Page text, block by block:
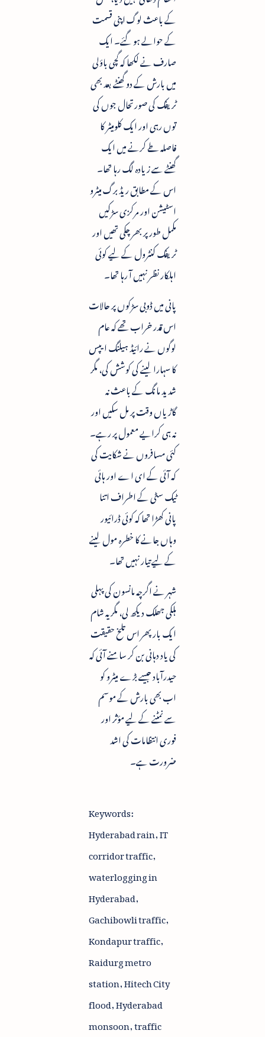
کے باعث لوگ اپنی قسمت
کے حوالے ہو گئے۔ ایک
صارف نے لکھا کہ گچی باؤلی
میں بارش کے دو گھنٹے بعد بھی
ٹریفک کی صورتحال جوں کی
توں رہی اور ایک کلومیٹر کا
فاصلہ طے کرنے میں ایک
گھنٹے سے زیادہ لگ رہا تھا۔
اس کے مطابق ریڈ برگ میٹرو
اسٹیشن اور مرکزی سڑکیں
مکمل طور پر بھر چکی تھیں اور
ٹریفک کنٹرول کے لیے کوئی
اہلکار نظر نہیں آ رہا تھا۔
پانی میں ڈوبی سڑکوں پر حالات
اس قدر خراب تھے کہ عام
لوگوں نے رائیڈ ہیلنگ ایپس
کا سہارا لینے کی کوشش کی، مگر
شدید مانگ کے باعث نہ
گاڑیاں وقت پر مل سکیں اور
نہ ہی کرایے معمول پر رہے۔
کئی مسافروں نے شکایت کی
کہ آئی کے ای اے اور ہائی
ٹیک سٹی کے اطراف اتنا
پانی کھڑا تھا کہ کوئی ڈرائیور
وہاں جانے کا خطرہ مول لینے
کے لیے تیار نہیں تھا۔
شہر نے اگرچہ مانسون کی پہلی
ہلکی جھلک دیکھ لی، مگر یہ شام
ایک بار پھر اس تلخ حقیقت
کی یاد دہانی بن کر سامنے آئی کہ
حیدرآباد جیسے بڑے میٹرو کو
اب بھی بارش کے موسم
سے نمٹنے کے لیے مؤثر اور
فوری انتظامات کی اشد
ضرورت ہے۔
Keywords:
Hyderabad rain, IT
corridor traffic,
waterlogging in
Hyderabad,
Gachibowli traffic,
Kondapur traffic,
Raidurg metro
station, Hitech City
flood, Hyderabad
monsoon, traffic